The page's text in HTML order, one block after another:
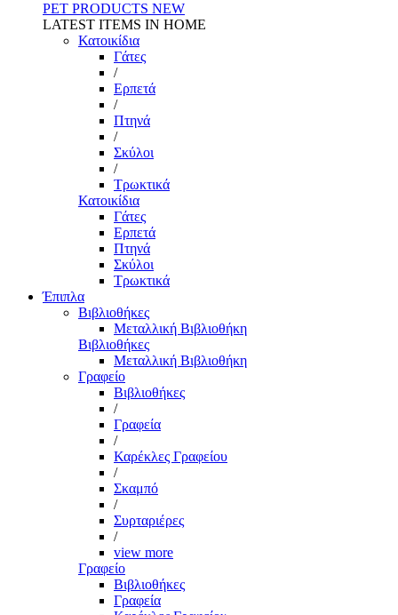
PET PRODUCTS NEW
LATEST ITEMS IN HOME
Κατοικίδια
Γάτες
/
Ερπετά
/
Πτηνά
/
Σκύλοι
/
Τρωκτικά
Κατοικίδια
Γάτες
Ερπετά
Πτηνά
Σκύλοι
Τρωκτικά
Έπιπλα
Βιβλιοθήκες
Μεταλλική Βιβλιοθήκη
Βιβλιοθήκες
Μεταλλική Βιβλιοθήκη
Γραφείο
Βιβλιοθήκες
/
Γραφεία
/
Καρέκλες Γραφείου
/
Σκαμπό
/
Συρταριέρες
/
view more
Γραφείο
Βιβλιοθήκες
Γραφεία